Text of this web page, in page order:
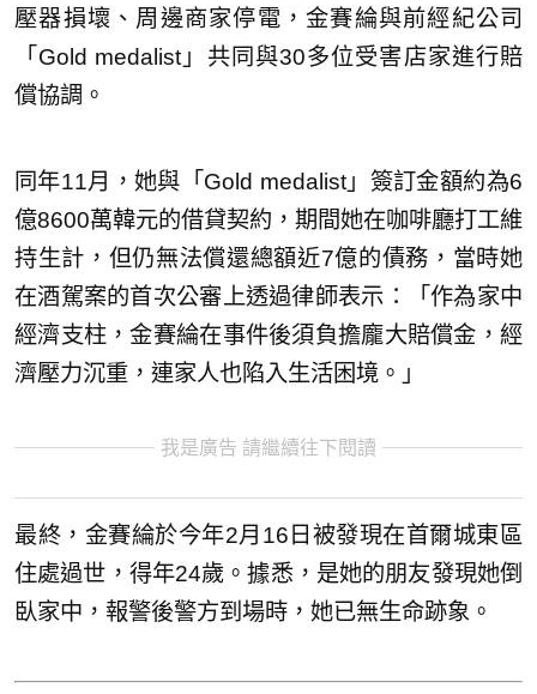
壓器損壞、周邊商家停電，金賽綸與前經紀公司
「Gold medalist」共同與30多位受害店家進行賠
償協調。
同年11月，她與「Gold medalist」簽訂金額約為6
億8600萬韓元的借貸契約，期間她在咖啡廳打工維
持生計，但仍無法償還總額近7億的債務，當時她
在酒駕案的首次公審上透過律師表示：「作為家中
經濟支柱，金賽綸在事件後須負擔龐大賠償金，經
濟壓力沉重，連家人也陷入生活困境。」
我是廣告 請繼續往下閱讀
最終，金賽綸於今年2月16日被發現在首爾城東區
住處過世，得年24歲。據悉，是她的朋友發現她倒
臥家中，報警後警方到場時，她已無生命跡象。